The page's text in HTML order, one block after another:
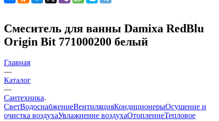
Смеситель для ванны Damixa RedBlu
Origin Bit 771000200 белый
Главная
—
Каталог
—
Сантехника
СветВодоснабжениеВентиляцияКондиционерыОсушение и
очистка воздухаУвлажнение воздухаОтоплениеТепловое